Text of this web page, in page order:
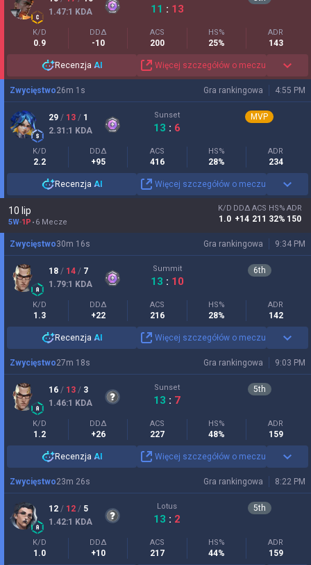
1.47:1 KDA 11 : 13
K/D
0.9
DDΔ
-10
ACS
200
HS%
25%
ADR
143
Recenzja AI Więcej szczegółów o meczu
Gra rankingowa 4:55 PM
Zwycięstwo26m 1 s
29 / 13 / 1
2.31 :1 KDA
Sunset
13 : 6
MVP
K/D
2.2
DDΔ
+95
ACS
416
HS%
28%
ADR
234
Recenzja AI Więcej szczegółów o meczu
10 lip
5W-1P 6 Mecze
K/D
1.0
DDΔ
+14
ACS
211
HS%
32%
ADR
150
Gra rankingowa 9:34 PM
Zwycięstwo30m 16s
18 / 14 / 7
1.79:1 KDA
Summit
13 : 10
6th
K/D
1.3
DDΔ
+22
ACS
216
HS%
28%
ADR
142
Recenzja AI Więcej szczegółów o meczu
Gra rankingowa 9:03 PM
Zwycięstwo27m 18s
16 / 13 / 3
1.46:1 KDA
Sunset
13 : 7
5th
K/D
1.2
DDΔ
+26
ACS
227
HS%
48%
ADR
159
Recenzja AI Więcej szczegółów o meczu
Gra rankingowa 8:22 PM
Zwycięstwo23m 26s
12 / 12 / 5
1.42:1 KDA
Lotus
13 : 2
5th
K/D
1.0
DDΔ
+10
ACS
217
HS%
44%
ADR
159